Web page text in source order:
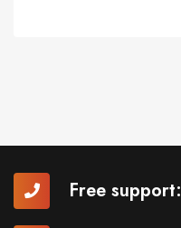
Free support: